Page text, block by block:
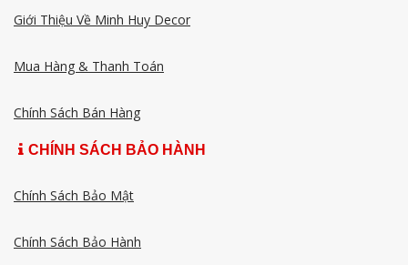
Giới Thiệu Về Minh Huy Decor
Mua Hàng & Thanh Toán
Chính Sách Bán Hàng
CHÍNH SÁCH BẢO HÀNH
Chính Sách Bảo Mật
Chính Sách Bảo Hành